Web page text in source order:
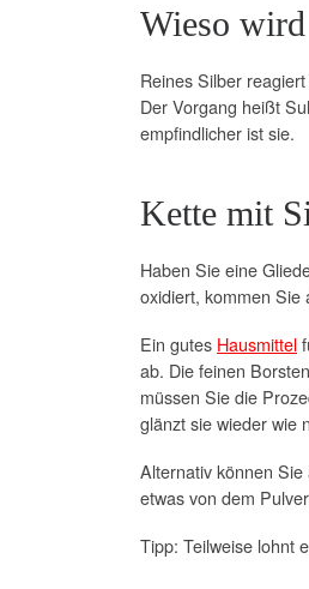
Wieso
Reines Silber
Der Vorgang heißt
empfindlicher ist sie.
Kette mit
Haben Sie eine
oxidiert, kommen Sie
Ein gutes Hausmittel
ab. Die feinen
müssen Sie die
glänzt sie wieder wie
Alternativ können
etwas von dem
Tipp: Teilweise lohnt